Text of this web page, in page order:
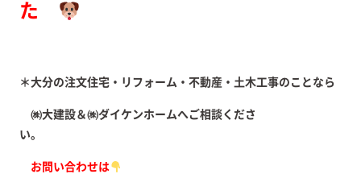
た
＊大分の注文住宅・リフォーム・不動産・土木工事のことなら
㈱大建設＆㈱ダイケンホームへご相談くださ
い。
お問い合わせは